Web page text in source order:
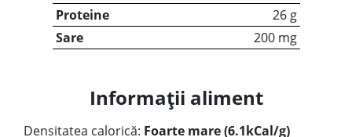
Proteine
26 g
Sare
200 mg
Informații aliment
Densitatea calorică: Foarte mare (6.1kCal/g)